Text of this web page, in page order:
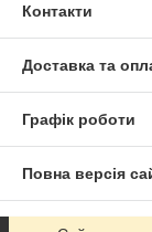
Контакти
Доставка та
Графік роботи
Повна версія
Сайт створено